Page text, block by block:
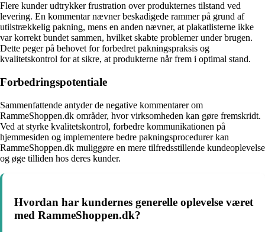
Flere kunder udtrykker frustration over produkternes tilstand ved
levering. En kommentar nævner beskadigede rammer på grund af
utilstrækkelig pakning, mens en anden nævner, at plakatlisterne ikke
var korrekt bundet sammen, hvilket skabte problemer under brugen.
Dette peger på behovet for forbedret pakningspraksis og
kvalitetskontrol for at sikre, at produkterne når frem i optimal stand.
Forbedringspotentiale
Sammenfattende antyder de negative kommentarer om
RammeShoppen.dk områder, hvor virksomheden kan gøre fremskridt.
Ved at styrke kvalitetskontrol, forbedre kommunikationen på
hjemmesiden og implementere bedre pakningsprocedurer kan
RammeShoppen.dk muliggøre en mere tilfredsstillende kundeoplevelse
og øge tilliden hos deres kunder.
Hvordan har kundernes generelle oplevelse været
med RammeShoppen.dk?